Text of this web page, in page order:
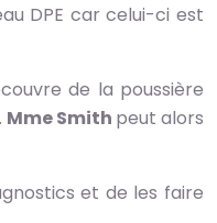
DPE car celui-ci est
de la poussière
Mme Smith peut alors
et de les faire